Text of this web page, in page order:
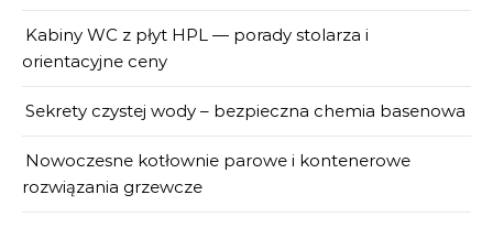
Kabiny WC z płyt HPL — porady stolarza i
orientacyjne ceny
Sekrety czystej wody – bezpieczna chemia basenowa
Nowoczesne kotłownie parowe i kontenerowe
rozwiązania grzewcze